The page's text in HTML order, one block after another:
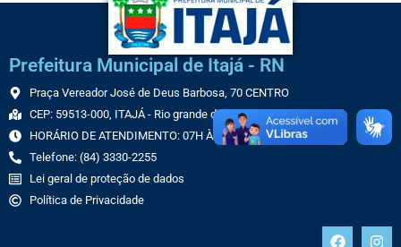
Prefeitura Municipal de Itajá - RN
Praça Vereador José de Deus Barbosa, 70 CENTRO
CEP: 59513-000, ITAJÁ - Rio grande do Norte
HORÁRIO DE ATENDIMENTO: 07H ÀS 13H
Telefone: (84) 3330-2255
Lei geral de proteção de dados
Política de Privacidade